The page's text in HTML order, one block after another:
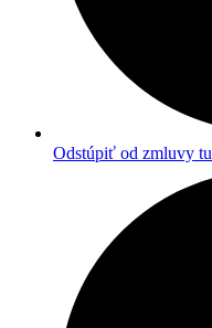
Odstúpiť od zmluvy tu